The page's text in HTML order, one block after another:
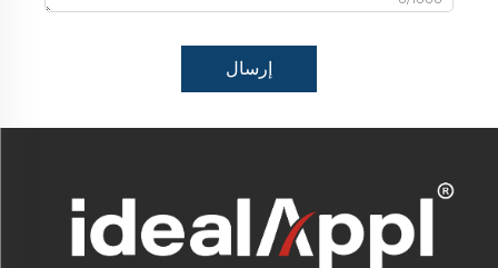
إرسال